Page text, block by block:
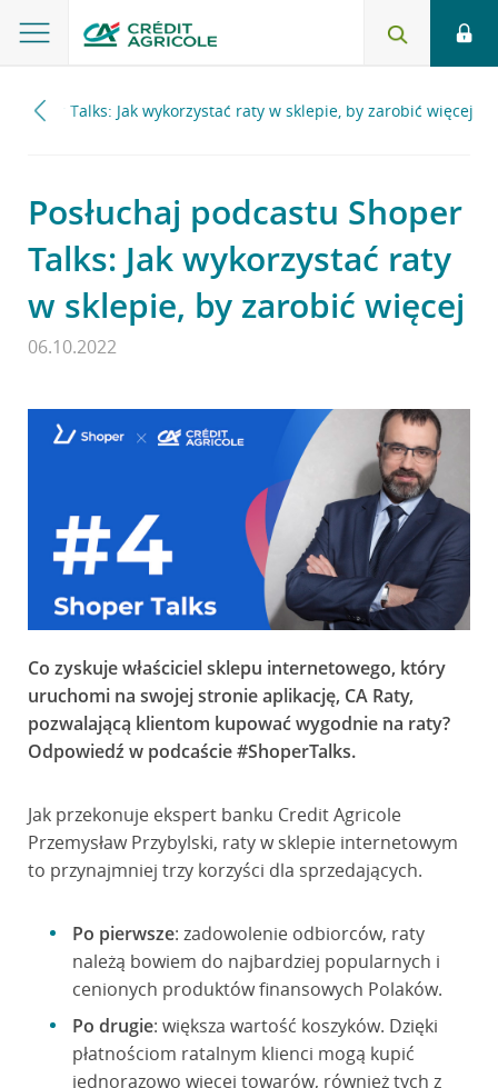
Shoper Talks: Jak wykorzystać raty w sklepie, by zarobić więcej
Posłuchaj podcastu Shoper
Talks: Jak wykorzystać raty
w sklepie, by zarobić więcej
06.10.2022
Co zyskuje właściciel sklepu internetowego, który
uruchomi na swojej stronie aplikację, CA Raty,
pozwalającą klientom kupować wygodnie na raty?
Odpowiedź w podcaście #ShoperTalks.
Jak przekonuje ekspert banku Credit Agricole
Przemysław Przybylski, raty w sklepie internetowym
to przynajmniej trzy korzyści dla sprzedających.
Po pierwsze: zadowolenie odbiorców, raty
należą bowiem do najbardziej popularnych i
cenionych produktów finansowych Polaków.
Po drugie: większa wartość koszyków. Dzięki
płatnościom ratalnym klienci mogą kupić
jednorazowo więcej towarów, również tych z